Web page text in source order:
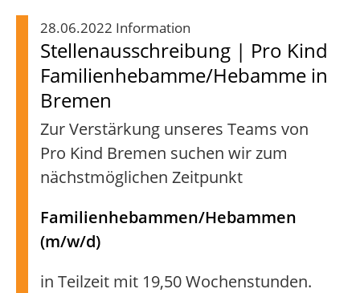
28.06.2022 Information
Stellenausschreibung | Pro Kind
Familienhebamme/Hebamme in
Bremen
Zur Verstärkung unseres Teams von
Pro Kind Bremen suchen wir zum
nächstmöglichen Zeitpunkt
Familienhebammen/Hebammen
(m/w/d)
in Teilzeit mit 19,50 Wochenstunden.